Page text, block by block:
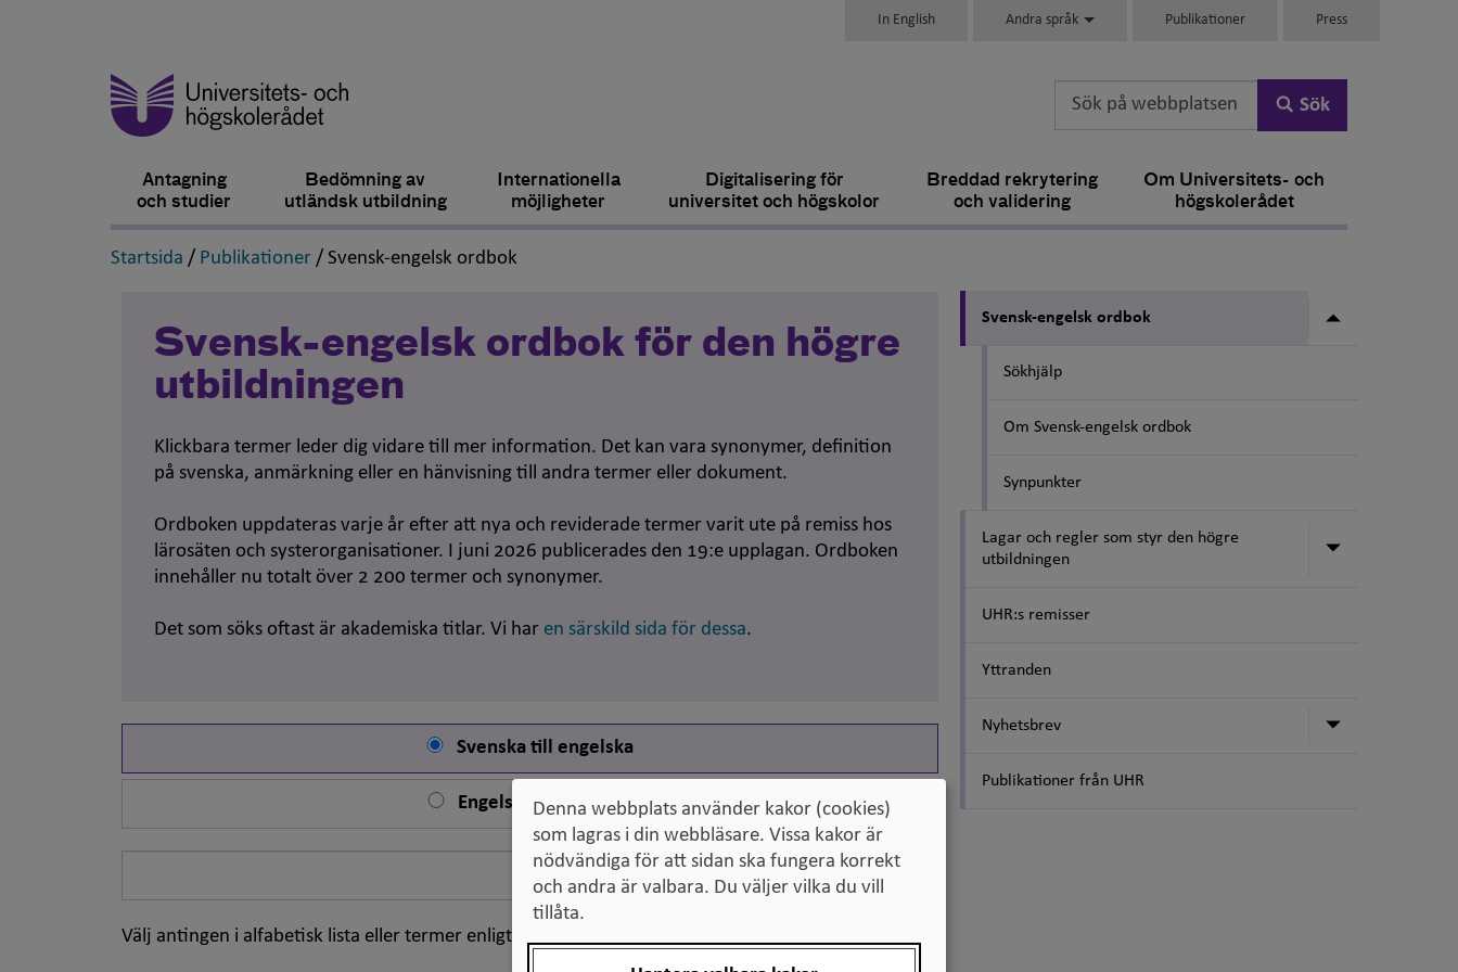
In English Andra språk Publikationer Press
Sök
Antagning
och studier
Bedömning av
utländsk utbildning
Internationella
möjligheter
Digitalisering för
universitet och högskolor
Breddad rekrytering
och validering
Om Universitets- och
högskolerådet
Startsida ,
/ Publikationer ,
/ Svensk-engelsk ordbok
Svensk-engelsk ordbok för den högre
utbildningen
Klickbara termer leder dig vidare till mer information. Det kan vara synonymer, definition
på svenska, anmärkning eller en hänvisning till andra termer eller dokument.
Ordboken uppdateras varje år efter att nya och reviderade termer varit ute på remiss hos
lärosäten och systerorganisationer. I juni 2026 publicerades den 19:e upplagan. Ordboken
innehåller nu totalt över 2 200 termer och synonymer.
Det som söks oftast är akademiska titlar. Vi har en särskild sida för dessa.
Svenska till engelska
Engelska till svenska
Välj antingen i alfabetisk lista eller termer enligt klassifikation
Svensk-engelsk ordbok Undermeny
Sökhjälp
Om Svensk-engelsk ordbok
Synpunkter
Lagar och regler som styr den högre
utbildningen
Undermeny
UHR:s remisser
Yttranden
Nyhetsbrev Undermeny
Publikationer från UHR
Denna webbplats använder kakor (cookies)
som lagras i din webbläsare. Vissa kakor är
nödvändiga för att sidan ska fungera korrekt
och andra är valbara. Du väljer vilka du vill
tillåta.